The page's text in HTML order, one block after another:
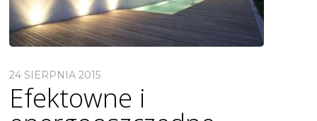
24 SIERPNIA 2015
Efektowne i